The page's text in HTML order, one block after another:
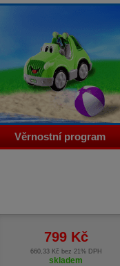
Věrnostní program
799 Kč
660,33 Kč bez 21% DPH
skladem